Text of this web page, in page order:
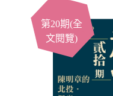
第20期(全
文閱覽)